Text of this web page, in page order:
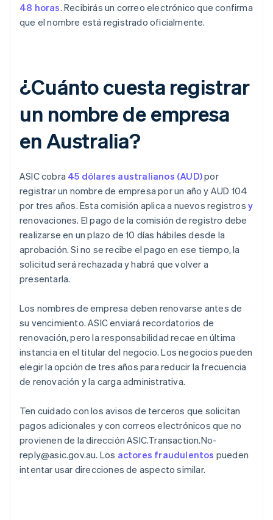
48 horas. Recibirás un correo electrónico que confirma
que el nombre está registrado oficialmente.
¿Cuánto cuesta registrar
un nombre de empresa
en Australia?
ASIC cobra 45 dólares australianos (AUD)por
registrar un nombre de empresa por un año y AUD 104
por tres años. Esta comisión aplica a nuevos registrosy
renovaciones. El pago de la comisión de registro debe
realizarse en un plazo de 10 días hábiles desde la
aprobación. Si no se recibe el pago en ese tiempo, la
solicitud será rechazada y habrá que volver a
presentarla.
Los nombres de empresa deben renovarse antes de
su vencimiento. ASIC enviará recordatorios de
renovación, pero la responsabilidad recae en última
instancia en el titular del negocio. Los negocios pueden
elegir la opción de tres años para reducir la frecuencia
de renovación y la carga administrativa.
Ten cuidado con los avisos de terceros que solicitan
pagos adicionales y con correos electrónicos que no
provienen de la dirección ASIC.Transaction.No-
reply@asic.gov.au. Los actores fraudulentos pueden
intentar usar direcciones de aspecto similar.